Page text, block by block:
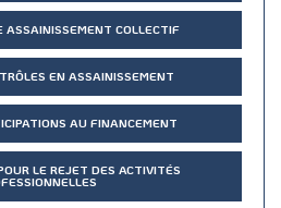
ASSAINISSEMENT COLLECTIF
EN ASSAINISSEMENT
AU FINANCEMENT
LE REJET DES ACTIVITÉS